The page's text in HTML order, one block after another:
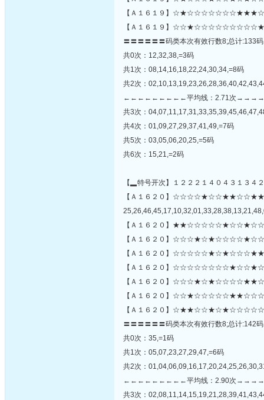
【Ａ１６１９】
【Ａ１６１９】
〓〓〓〓〓〓码类本次有效行数8;总计:133
共0次：12,32,38,=3码
共1次：08,14,16,18,22,24,30,34,=8码
共2次：
←←←←←←←←←平均线：2.71次
共3次：
共4次：01,09,27,29,37,41,49,=7码
共5次：03,05,06,20,25,=5码
共6次：15,21,=2码
【▂特号开次】１２２２１４０４３１３４
【Ａ１６２０】
【Ａ１６２０】
【Ａ１６２０】
【Ａ１６２０】
【Ａ１６２０】
【Ａ１６２０】
【Ａ１６２０】
【Ａ１６２０】
〓〓〓〓〓〓码类本次有效行数8;总计:142
共0次：35,=1码
共1次：05,07,23,27,29,47,=6码
共2次：
←←←←←←←←←平均线：2.90次
共3次：